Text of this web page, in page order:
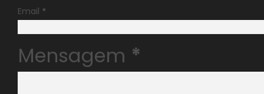
Email *
Mensagem *